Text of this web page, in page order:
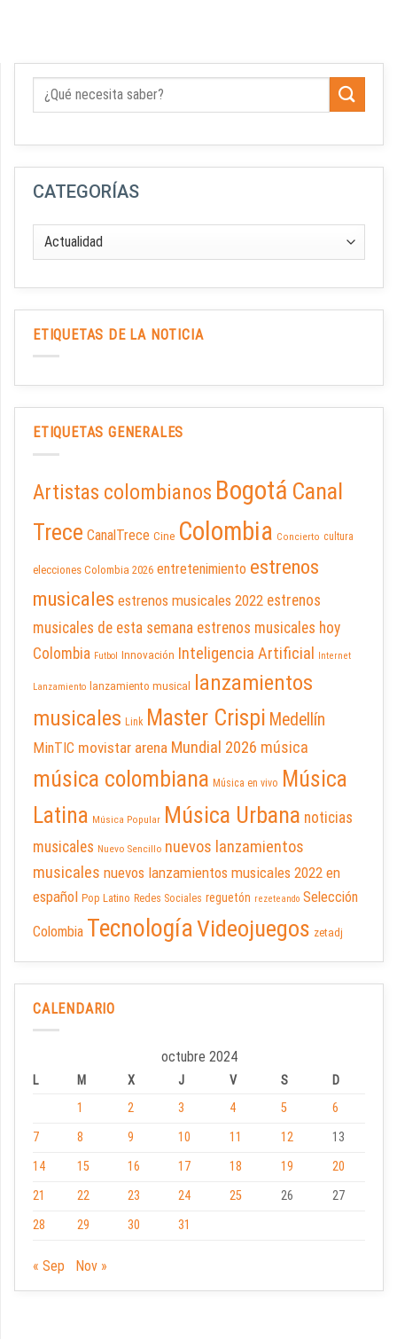
CATEGORÍAS
ETIQUETAS DE LA NOTICIA
ETIQUETAS GENERALES
Artistas colombianos Bogotá Canal
Trece CanalTrece Cine Colombia Concierto cultura
elecciones Colombia 2026 entretenimiento estrenos
musicales estrenos musicales 2022 estrenos
musicales de esta semana estrenos musicales hoy
Colombia Futbol Innovación Inteligencia Artificial Internet
Lanzamiento lanzamiento musical
lanzamientos
musicales Link Master Crispi Medellín
MinTIC movistar arena Mundial 2026 música
música colombiana Música en vivo Música
Latina Música Popular Música Urbana noticias
musicales Nuevo Sencillo nuevos lanzamientos
musicales nuevos lanzamientos musicales 2022 en
español Pop Latino Redes Sociales reguetón rezeteando Selección
Colombia TecnologíaVideojuegos zetadj
CALENDARIO
octubre 2024
L M X J V S
D
1
2 3 4 5
6
7
8 9 10 11 12
13
14
15 16 17 18 19
20
21
22 23 24 25 26
27
28
29 30 31
« Sep Nov »